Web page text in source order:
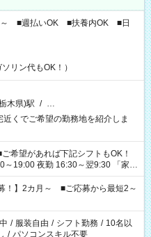
～ ■週払いOK ■扶養内OK ■日
リン代もOK！）
木県)駅 / …
くでご希望の勤務地を紹介しま
夜勤 16:30～翌9:30 「家族
を持って夕飯の準備がしたい」
」 など、ご希望を教えてください
間。 合計で週40時間を超える場
！】2カ月～ ■ご応募から最短2～
/ 服装自由 / シフト勤務 / 10名以
/ パソコンスキル不要